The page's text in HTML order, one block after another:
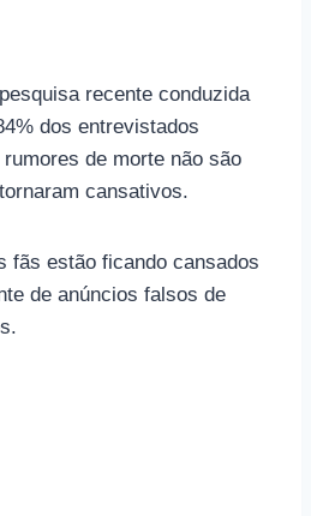
recente conduzida
dos entrevistados
de morte não são
cansativos.
fãs estão ficando cansados
de anúncios falsos de